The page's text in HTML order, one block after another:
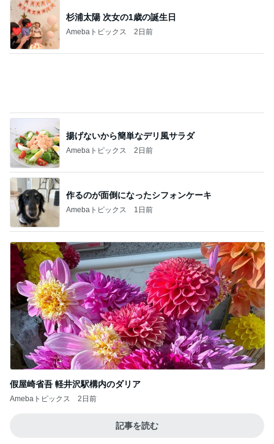
杉浦太陽 次女の1歳の誕生日
Amebaトピックス 2日前
作るのが面倒になったシフォンケーキ
Amebaトピックス 1日前
假屋崎省吾 軽井沢駅構内のダリア
Amebaトピックス 2日前
記事を読む
Amebaトピックス 1日前